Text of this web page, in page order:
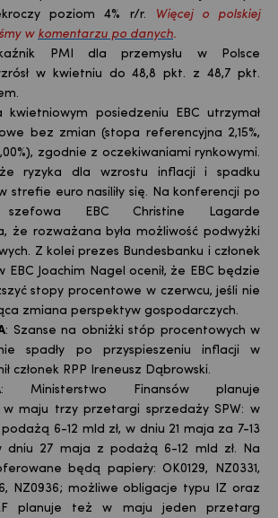
poziom 4% r/r.
Więcej o polskiej
w komentarzu po danych.
PMI dla przemysłu w Polsce
w kwietniu do 48,8 pkt. z 48,7 pkt.
.
kwietniowym posiedzeniu EBC utrzymał
bez zmian (stopa referencyjna 2,15%,
zgodnie z oczekiwaniami rynkowymi.
ryzyka dla wzrostu inflacji i spadku
strefie euro nasiliły się. Na konferencji po
szefowa EBC Christine Lagarde
że rozważana była możliwość podwyżki
Z kolei prezes Bundesbanku i członek
EBC Joachim Nagel ocenił, że EBC będzie
stopy procentowe w czerwcu, jeśli nie
zmiana perspektyw gospodarczych.
: Szanse na obniżki stóp procentowych w
spadły po przyspieszeniu inflacji w
członek RPP Ireneusz Dąbrowski.
: Ministerstwo Finansów planuje
w maju trzy przetargi sprzedaży SPW: w
6-12 mld zł, w dniu 21 maja za 7-13
dniu 27 maja z podażą 6-12 mld zł. Na
będą papiery: OK0129, NZ0331,
NZ0936; możliwe obligacje typu IZ oraz
planuje też w maju jeden przetarg